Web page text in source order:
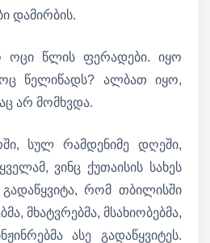
დამირბის.
წლის ფერადები. იყო
წელიწადს? ალბათ იყო,
არ მომხვდა.
სულ რამდენიმე დღეში,
ვინც ქუთაისის სახეს
რომ თბილისში
მხატვრებმა, მსახიობებმა,
ასე გადაწყვიტეს.